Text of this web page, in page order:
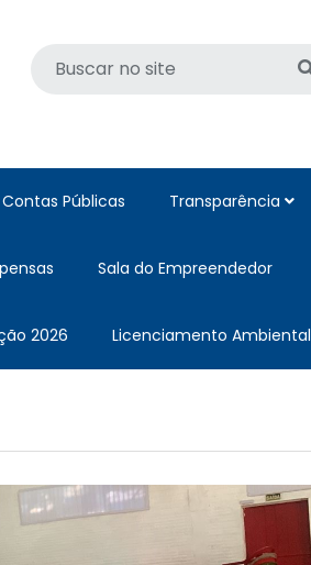
Contas Públicas Transparência
Sala do Empreendedor
2026 Licenciamento Ambiental